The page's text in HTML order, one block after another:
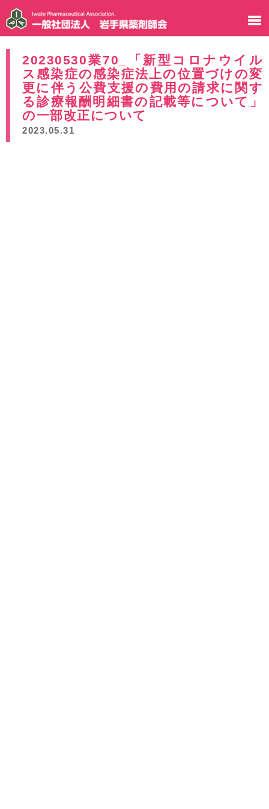
20230530業70_「新型コロナウイル
ス感染症の感染症法上の位置づけの変
更に伴う公費支援の費用の請求に関す
る診療報酬明細書の記載等について」
の一部改正について
2023.05.31